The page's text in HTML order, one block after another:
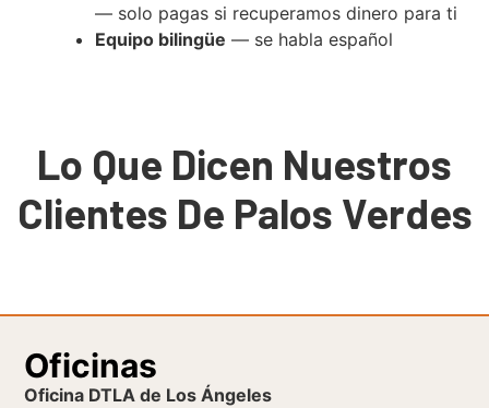
— solo pagas si recuperamos dinero para ti
Equipo bilingüe — se habla español
Lo Que Dicen Nuestros
Clientes De Palos Verdes
Oficinas
Oficina DTLA de Los Ángeles